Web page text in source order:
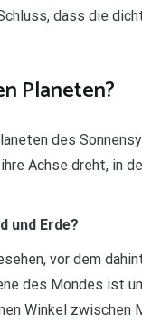
dass die
Planeten?
des
Achse dreht, in
und Erde?
vor dem
des Mondes ist
Winkel zwischen